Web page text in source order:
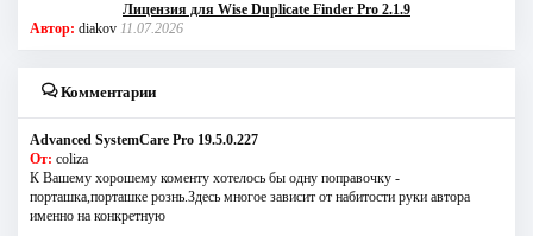
Лицензия для Wise Duplicate Finder Pro 2.1.9
Автор: diakov 11.07.2026
Комментарии
Advanced SystemCare Pro 19.5.0.227
От: coliza
К Вашему хорошему коменту хотелось бы одну поправочку -
порташка,порташке рознь.Здесь многое зависит от набитости руки автора
именно на конкретную